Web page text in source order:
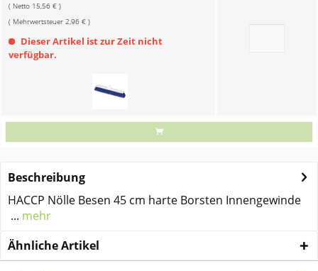
( Netto 15,56 € )
( Mehrwertsteuer 2,96 € )
Dieser Artikel ist zur Zeit nicht
verfügbar.
Beschreibung
HACCP Nölle Besen 45 cm harte Borsten Innengewinde
... mehr
Ähnliche Artikel